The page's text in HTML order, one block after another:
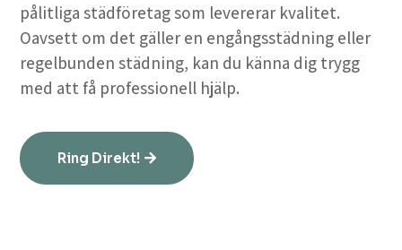
pålitliga städföretag som levererar kvalitet.
Oavsett om det gäller en engångsstädning eller
regelbunden städning, kan du känna dig trygg
med att få professionell hjälp.
Ring Direkt!